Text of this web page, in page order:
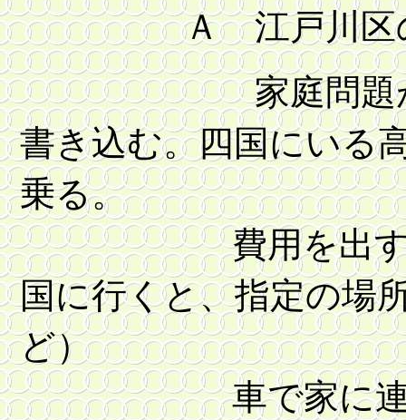
Ａ 江戸川区の中
家庭問題がきっ
書き込む。四国にいる
乗る。
費用を出すから
国に行くと、指定の場
ど）
車で家に連れて